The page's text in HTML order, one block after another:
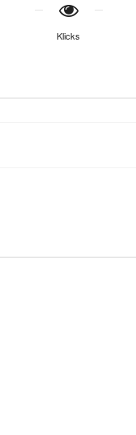
Klicks